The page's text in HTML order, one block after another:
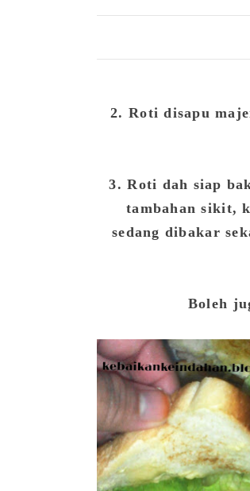
2. Roti disapu
3. Roti dah siap
tambahan sikit,
sedang dibakar
Boleh